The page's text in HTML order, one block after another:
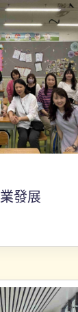
發展